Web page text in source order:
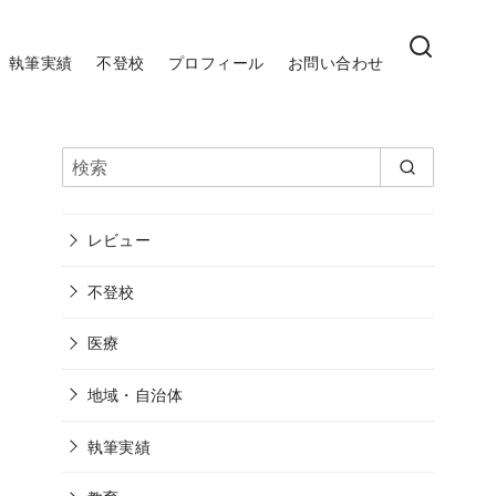
執筆実績 不登校 プロフィール お問い合わせ
レビュー
不登校
医療
地域・自治体
執筆実績